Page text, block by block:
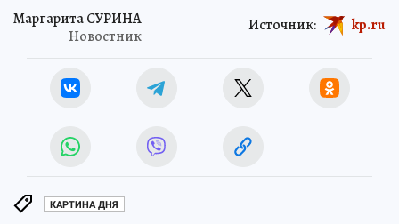
Маргарита СУРИНА
Новостник
Источник: kp.ru
КАРТИНА ДНЯ